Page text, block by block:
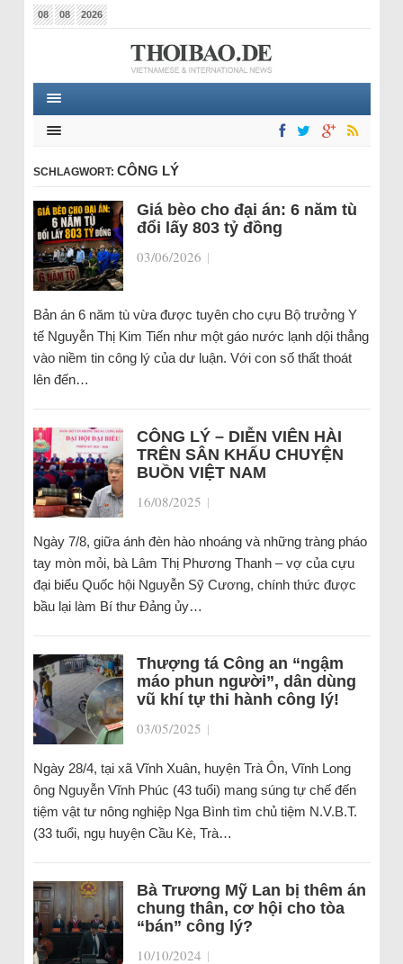
08 08 2026
SCHLAGWORT: CÔNG LÝ
Giá bèo cho đại án: 6 năm tù
đổi lấy 803 tỷ đồng
03/06/2026 |
Bản án 6 năm tù vừa được tuyên cho cựu Bộ trưởng Y
tế Nguyễn Thị Kim Tiến như một gáo nước lạnh dội thẳng
vào niềm tin công lý của dư luận. Với con số thất thoát
lên đến…
CÔNG LÝ – DIỄN VIÊN HÀI
TRÊN SÂN KHẤU CHUYỆN
BUỒN VIỆT NAM
16/08/2025 |
Ngày 7/8, giữa ánh đèn hào nhoáng và những tràng pháo
tay mòn mỏi, bà Lâm Thị Phương Thanh – vợ của cựu
đại biểu Quốc hội Nguyễn Sỹ Cương, chính thức được
bầu lại làm Bí thư Đảng ủy…
Thượng tá Công an “ngậm
máo phun người”, dân dùng
vũ khí tự thi hành công lý!
03/05/2025 |
Ngày 28/4, tại xã Vĩnh Xuân, huyện Trà Ôn, Vĩnh Long
ông Nguyễn Vĩnh Phúc (43 tuổi) mang súng tự chế đến
tiệm vật tư nông nghiệp Nga Bình tìm chủ tiệm N.V.B.T.
(33 tuổi, ngụ huyện Cầu Kè, Trà…
Bà Trương Mỹ Lan bị thêm án
chung thân, cơ hội cho tòa
“bán” công lý?
10/10/2024 |